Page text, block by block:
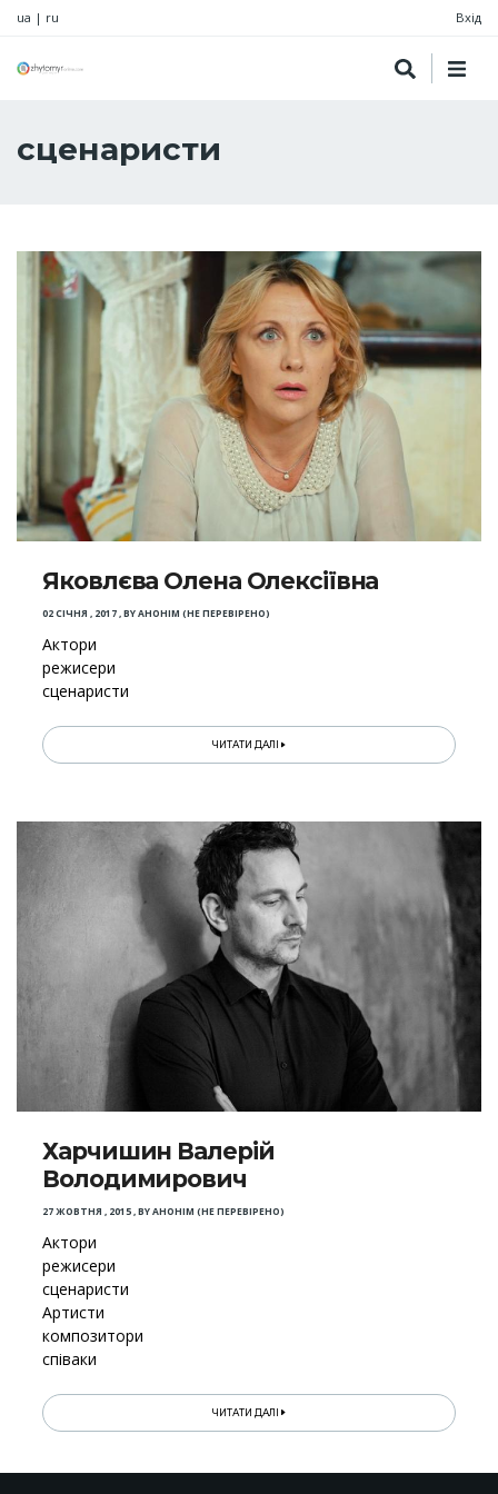
ua | ru Вхід
сценаристи
Яковлєва Олена Олексіївна
02 СІЧНЯ , 2017,BYАНОНІМ (НЕ ПЕРЕВІРЕНО)
Актори
режисери
сценаристи
ЧИТАТИ ДАЛІ
Харчишин Валерій
Володимирович
27 ЖОВТНЯ , 2015,BYАНОНІМ (НЕ ПЕРЕВІРЕНО)
Актори
режисери
сценаристи
Артисти
композитори
співаки
ЧИТАТИ ДАЛІ